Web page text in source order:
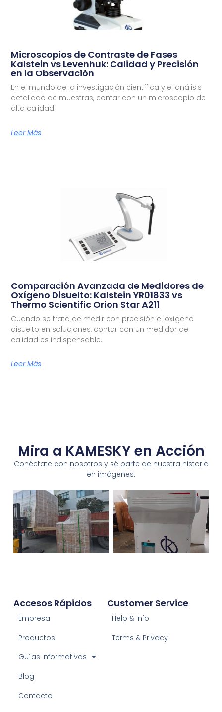
Microscopios de Contraste de Fases
Kalstein vs Levenhuk: Calidad y Precisión
en la Observación
En el mundo de la investigación científica y el análisis
detallado de muestras, contar con un microscopio de
alta calidad
Leer Más
Comparación Avanzada de Medidores de
Oxígeno Disuelto: Kalstein YR01833 vs
Thermo Scientific Orion Star A211
Cuando se trata de medir con precisión el oxígeno
disuelto en soluciones, contar con un medidor de
calidad es indispensable.
Leer Más
Mira a KAMESKY en Acción
Conéctate con nosotros y sé parte de nuestra historia
en imágenes.
Customer Service
Help & Info
Terms & Privacy
Accesos Rápidos
Empresa
Productos
Guías informativas
Blog
Contacto